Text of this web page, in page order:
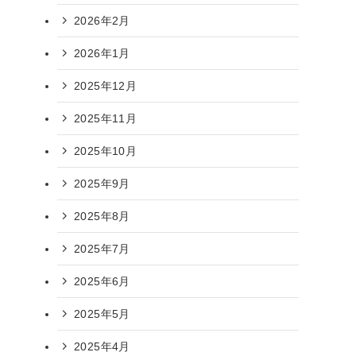
2026年2月
2026年1月
2025年12月
2025年11月
2025年10月
2025年9月
2025年8月
2025年7月
2025年6月
2025年5月
2025年4月